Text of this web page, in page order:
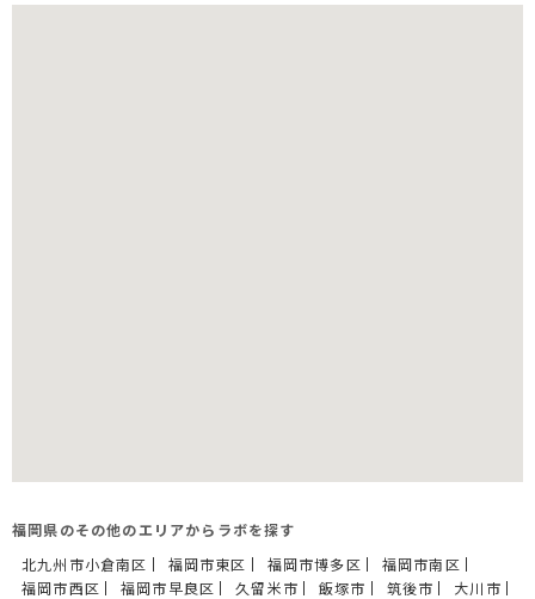
福岡県のその他のエリアからラボを探す
北九州市小倉南区
福岡市東区 福岡市博多区
福岡市南区
福岡市西区
福岡市早良区 久留米市 飯塚市 筑後市
大川市